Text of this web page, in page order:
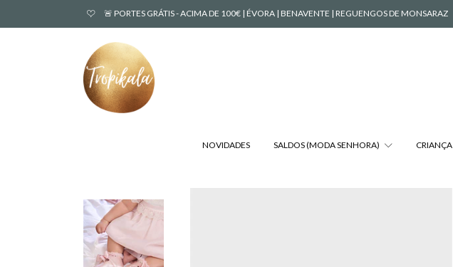
🚨 PORTES GRÁTIS - ACIMA DE 100€ | ÉVORA | BENAVENTE | REGUENGOS DE MONSARAZ
NOVIDADES SALDOS (MODA SENHORA) CRIANÇA